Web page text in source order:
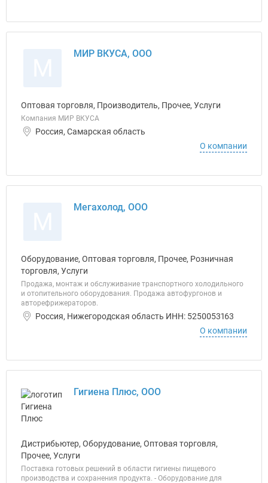
МИР ВКУСА, ООО
Оптовая торговля, Производитель, Прочее, Услуги
Компания МИР ВКУСА
Россия, Самарская область
О компании
Мегахолод, ООО
Оборудование, Оптовая торговля, Прочее, Розничная
торговля, Услуги
Продажа, монтаж и обслуживание транспортного холодильного
и отопительного оборудования. Продажа автофургонов и
авторефрижераторов.
Россия, Нижегородская область ИНН: 5250053163
О компании
Гигиена Плюс, ООО
Дистрибьютер, Оборудование, Оптовая торговля,
Прочее, Услуги
Поставка готовых решений в области гигиены пищевого
производства и сохранения продукта. - Оборудование для